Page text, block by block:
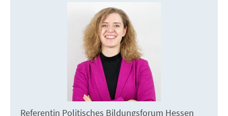
Referentin Politisches Bildungsforum Hessen